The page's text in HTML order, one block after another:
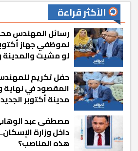
الأكثر قراءة
رسائل المهندس
لموظفي جهاز
لو مشيت
حفل تكريم
المقصود في نهاية
مدينة أكتوبر
مصطفى عبد الوهاب
داخل وزارة
هذه المناصب؟